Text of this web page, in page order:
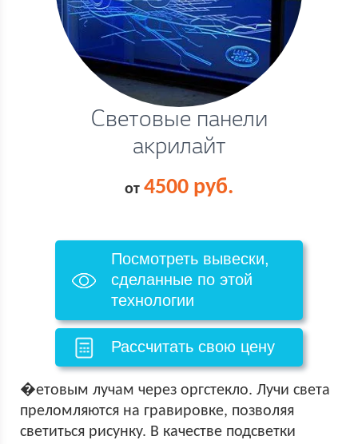
Световые панели
акрилайт
от 4500 руб.
Посмотреть вывески,
сделанные по этой
технологии
Рассчитать свою цену
�етовым лучам через оргстекло. Лучи света
преломляются на гравировке, позволяя
светиться рисунку. В качестве подсветки